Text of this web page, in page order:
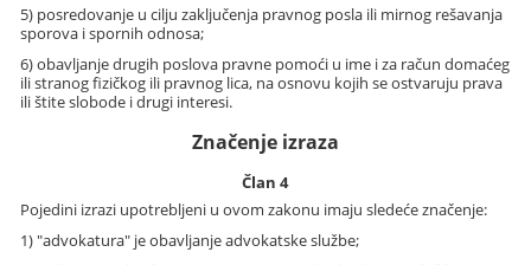
5) posredovanje u cilju zaključenja pravnog posla ili mirnog rešavanja
sporova i spornih odnosa;
6) obavljanje drugih poslova pravne pomoći u ime i za račun domaćeg
ili stranog fizičkog ili pravnog lica, na osnovu kojih se ostvaruju prava
ili štite slobode i drugi interesi.
Značenje izraza
Član 4
Pojedini izrazi upotrebljeni u ovom zakonu imaju sledeće značenje:
1) "advokatura" je obavljanje advokatske službe;